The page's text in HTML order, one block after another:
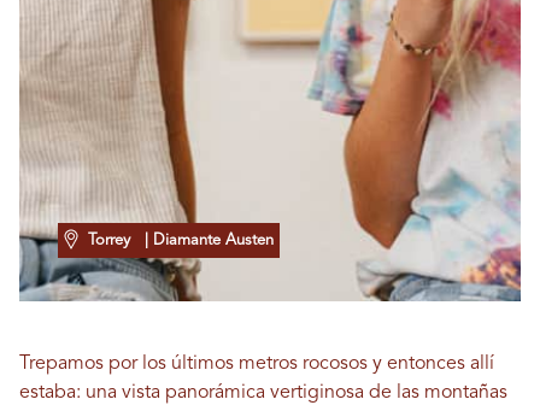
Torrey | Diamante Austen
Trepamos por los últimos metros rocosos y entonces allí
estaba: una vista panorámica vertiginosa de las montañas